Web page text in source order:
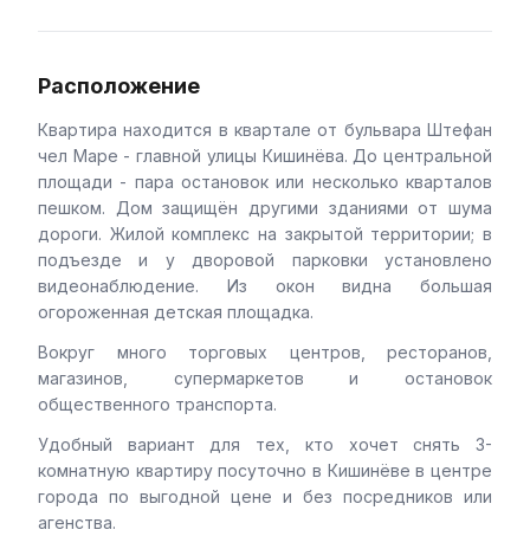
Расположение
Квартира находится в квартале от бульвара Штефан
чел Маре - главной улицы Кишинёва. До центральной
площади - пара остановок или несколько кварталов
пешком. Дом защищён другими зданиями от шума
дороги. Жилой комплекс на закрытой территории; в
подъезде и у дворовой парковки установлено
видеонаблюдение. Из окон видна большая
огороженная детская площадка.
Вокруг много торговых центров, ресторанов,
магазинов, супермаркетов и остановок
общественного транспорта.
Удобный вариант для тех, кто хочет снять 3-
комнатную квартиру посуточно в Кишинёве в центре
города по выгодной цене и без посредников или
агенства.